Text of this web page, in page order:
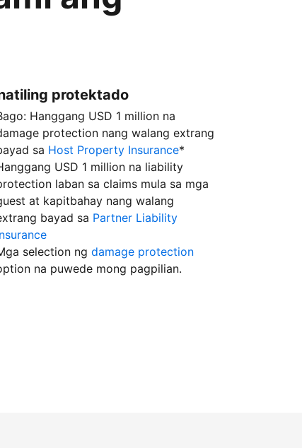
protektado
Hanggang USD 1 million na
protection nang walang extrang
sa Host Property Insurance*
USD 1 million na liability
laban sa claims mula sa mga
at kapitbahay nang walang
bayad sa Partner Liability
selection ngdamage protection
na puwede mong pagpilian.